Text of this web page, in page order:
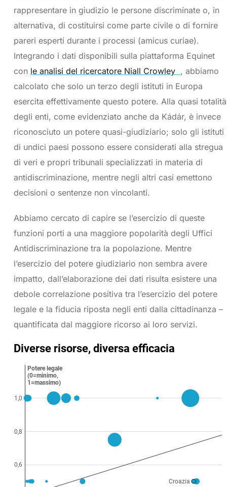
rappresentare in giudizio le persone discriminate o, in
alternativa, di costituirsi come parte civile o di fornire
pareri esperti durante i processi (amicus curiae).
Integrando i dati disponibili sulla piattaforma Equinet
con le analisi del ricercatore Niall Crowley , abbiamo
calcolato che solo un terzo degli istituti in Europa
esercita effettivamente questo potere. Alla quasi totalità
degli enti, come evidenziato anche da Kádár, è invece
riconosciuto un potere quasi-giudiziario; solo gli istituti
di undici paesi possono essere considerati alla stregua
di veri e propri tribunali specializzati in materia di
antidiscriminazione, mentre negli altri casi emettono
decisioni o sentenze non vincolanti.
Abbiamo cercato di capire se l’esercizio di queste
funzioni porti a una maggiore popolarità degli Uffici
Antidiscriminazione tra la popolazione. Mentre
l’esercizio del potere giudiziario non sembra avere
impatto, dall’elaborazione dei dati risulta esistere una
debole correlazione positiva tra l’esercizio del potere
legale e la fiducia riposta negli enti dalla cittadinanza –
quantificata dal maggiore ricorso ai loro servizi.